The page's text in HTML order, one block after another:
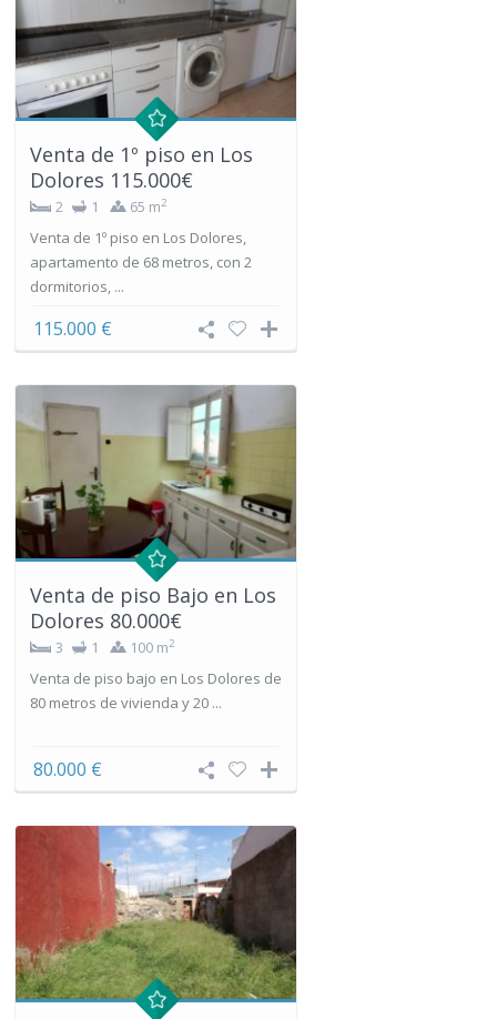
Venta de 1º piso en Los
Dolores 115.000€
2 1 65 m2
Venta de 1º piso en Los Dolores,
apartamento de 68 metros, con 2
dormitorios, ...
115.000 €
Venta de piso Bajo en Los
Dolores 80.000€
3 1 100 m2
Venta de piso bajo en Los Dolores de
80 metros de vivienda y 20 ...
80.000 €